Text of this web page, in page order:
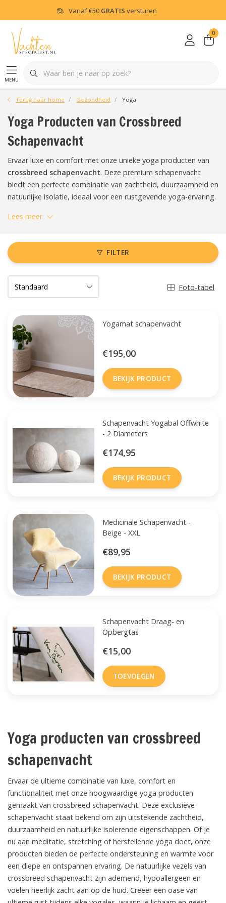
Vanaf€50 GRATIS versturen
menu
0
Terug naar home Gezondheid Yoga
Yoga Producten van Crossbreed
Schapenvacht
Ervaar luxe en comfort met onze unieke yoga producten van
crossbreed schapenvacht. Deze premium schapenvacht
biedt een perfecte combinatie van zachtheid, duurzaamheid en
natuurlijke isolatie, ideaal voor een rustgevende yoga-ervaring.
Lees meer
FILTER
Foto-tabel
Yogamat schapenvacht
€195,00
BEKIJK PRODUCT
Schapenvacht Yogabal Offwhite
- 2 Diameters
€174,95
BEKIJK PRODUCT
Medicinale Schapenvacht -
Beige - XXL
€89,95
BEKIJK PRODUCT
Schapenvacht Draag- en
Opbergtas
€15,00
TOEVOEGEN
Yoga producten van crossbreed
schapenvacht
Ervaar de ultieme combinatie van luxe, comfort en
functionaliteit met onze hoogwaardige yoga producten
gemaakt van crossbreed schapenvacht. Deze exclusieve
schapenvacht staat bekend om zijn uitstekende zachtheid,
duurzaamheid en natuurlijke isolerende eigenschappen. Of je
nu aan meditatie, stretching of herstellende yoga doet, onze
producten bieden de perfecte ondersteuning en warmte voor
een diepe en ontspannen ervaring. De natuurlijke vezels van
crossbreed schapenvacht zijn ademend, hypoallergeen en
voelen heerlijk zacht aan op de huid. Creëer een oase van